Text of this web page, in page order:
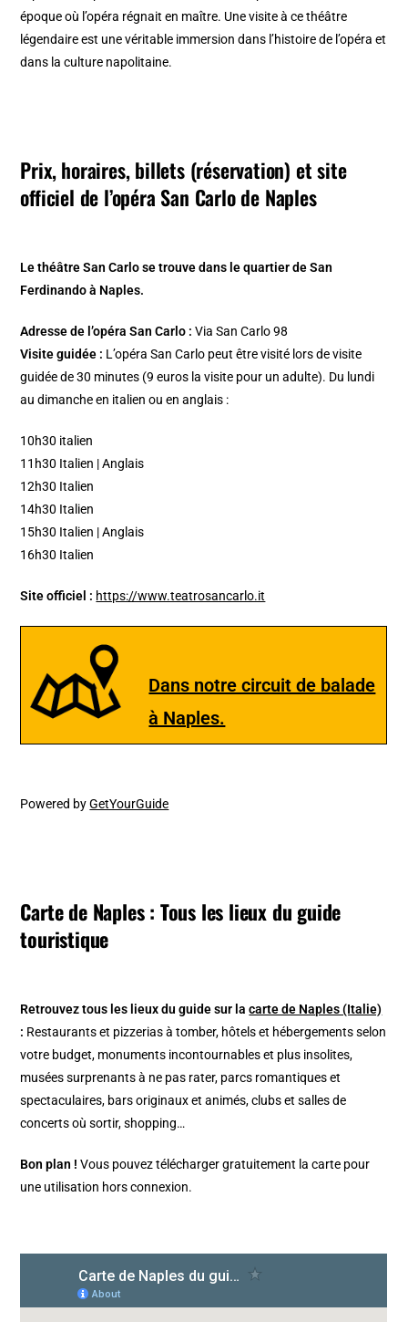
époque où l’opéra régnait en maître. Une visite à ce théâtre
légendaire est une véritable immersion dans l’histoire de l’opéra et
dans la culture napolitaine.
Prix, horaires, billets (réservation) et site
officiel de l’opéra San Carlo de Naples
Le théâtre San Carlo se trouve dans le quartier de San
Ferdinando à Naples.
Adresse de l’opéra San Carlo : Via San Carlo 98
Visite guidée : L’opéra San Carlo peut être visité lors de visite
guidée de 30 minutes (9 euros la visite pour un adulte). Du lundi
au dimanche en italien ou en anglais :
10h30 italien
11h30 Italien | Anglais
12h30 Italien
14h30 Italien
15h30 Italien | Anglais
16h30 Italien
Site officiel : https://www.teatrosancarlo.it
Dans notre circuit de balade
à Naples.
Powered byGetYourGuide
Carte de Naples : Tous les lieux du guide
touristique
Retrouvez tous les lieux du guide sur lacarte de Naples (Italie)
: Restaurants et pizzerias à tomber, hôtels et hébergements selon
votre budget, monuments incontournables et plus insolites,
musées surprenants à ne pas rater, parcs romantiques et
spectaculaires, bars originaux et animés, clubs et salles de
concerts où sortir, shopping…
Bon plan ! Vous pouvez télécharger gratuitement la carte pour
une utilisation hors connexion.